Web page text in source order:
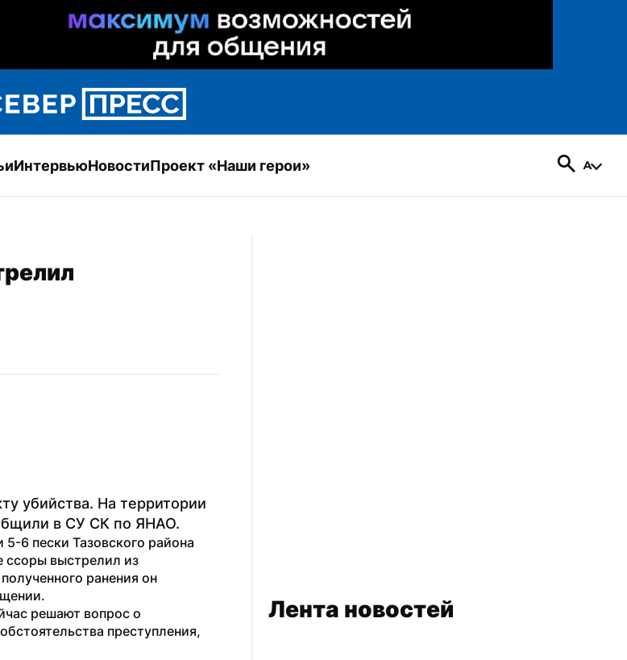
ИнтервьюНовостиПроект «Наши герои»
убийства. На территории
в СУ СК по ЯНАО.
6 пески Тазовского района
ссоры выстрелил из
ранения он
решают вопрос о
преступления,
Лента новостей